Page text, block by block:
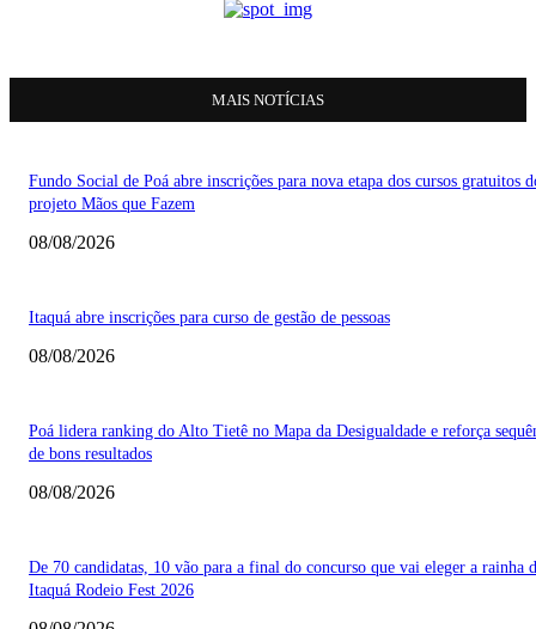
MAIS NOTÍCIAS
Fundo Social de Poá abre inscrições para nova etapa dos cursos gratuitos
projeto Mãos que Fazem
08/08/2026
Itaquá abre inscrições para curso de gestão de pessoas
08/08/2026
Poá lidera ranking do Alto Tietê no Mapa da Desigualdade e reforça
de bons resultados
08/08/2026
De 70 candidatas, 10 vão para a final do concurso que vai eleger a rainha
Itaquá Rodeio Fest 2026